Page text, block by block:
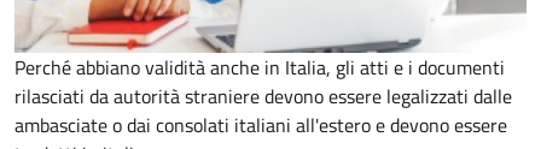
Perché abbiano validità anche in Italia, gli atti e i documenti
rilasciati da autorità straniere devono essere legalizzati dalle
ambasciate o dai consolati italiani all'estero e devono essere